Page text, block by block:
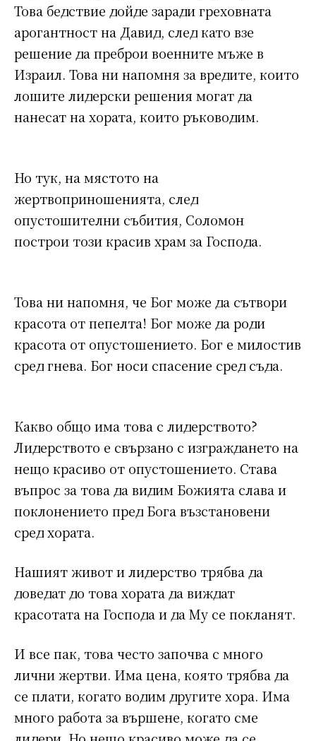
Това бедствие дойде заради греховната
арогантност на Давид, след като взе
решение да преброи военните мъже в
Израил. Това ни напомня за вредите, които
лошите лидерски решения могат да
нанесат на хората, които ръководим.
Но тук, на мястото на
жертвоприношенията, след
опустошителни събития, Соломон
построи този красив храм за Господа.
Това ни напомня, че Бог може да сътвори
красота от пепелта! Бог може да роди
красота от опустошението. Бог е милостив
сред гнева. Бог носи спасение сред съда.
Какво общо има това с лидерството?
Лидерството е свързано с изграждането на
нещо красиво от опустошението. Става
въпрос за това да видим Божията слава и
поклонението пред Бога възстановени
сред хората.
Нашият живот и лидерство трябва да
доведат до това хората да виждат
красотата на Господа и да Му се покланят.
И все пак, това често започва с много
лични жертви. Има цена, която трябва да
се плати, когато водим другите хора. Има
много работа за вършене, когато сме